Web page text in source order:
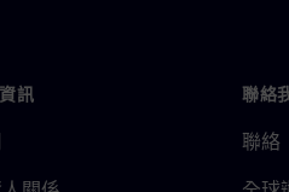
訊 聯絡
聯絡